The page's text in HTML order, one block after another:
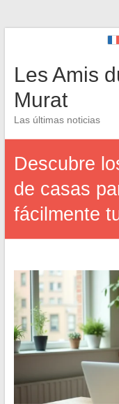
Les Amis
Murat
Las últimas noticias
Descubre
de casas
fácilmente